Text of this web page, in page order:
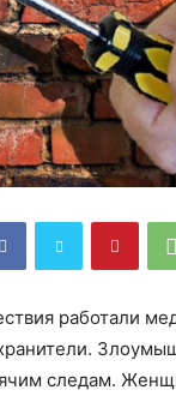
работали
следам.